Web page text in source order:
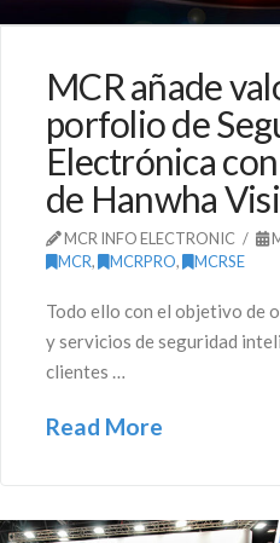
MCR añade
porfolio de
Electrónica
de Hanwha
MCR INFO ELECTRONIC
MCR, MCRPRO, MCRSE
Todo ello con el objetivo de
y servicios de seguridad
clientes …
Read More